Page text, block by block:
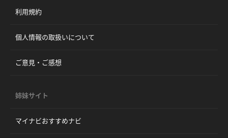
利用規約
個人情報の取扱いについて
ご意見・ご感想
姉妹サイト
マイナビおすすめナビ